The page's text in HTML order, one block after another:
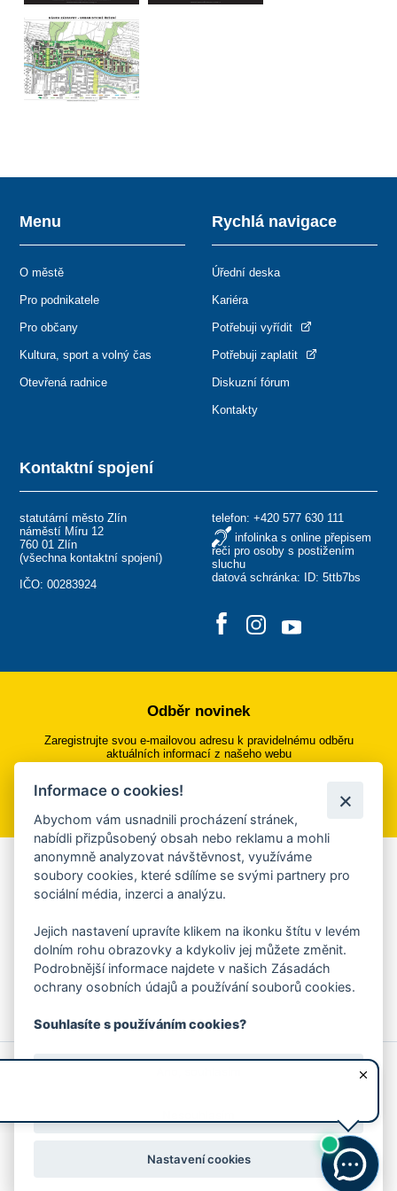
Kontaktní spojení
statutární město Zlín
náměstí Míru 12
760 01 Zlín
(všechna kontaktní spojení)
IČO: 00283924
telefon: +420 577 630 111
infolinka s online přepisem
řeči pro osoby s postižením
sluchu
datová schránka: ID: 5ttb7bs
Menu
O městě
Pro podnikatele
Pro občany
Kultura, sport a volný čas
Otevřená radnice
Rychlá navigace
Úřední deska
Kariéra
Potřebuji vyřídit
Potřebuji zaplatit
Diskuzní fórum
Kontakty
Odběr novinek
Zaregistrujte svou e-mailovou adresu k pravidelnému odběru
aktuálních informací z našeho webu
Přihlásit se k odběru
Aplikace Mobilní rozhlas
Chcete dostávat do svého mobilu či mailu upozornění na
ankety, pozvánky na kulturní a sportovní akce?
Více informací o aplikaci
© 2026 Magistrát města Zlína
Prohlášení o používání cookies
Informace o cookies!
Abychom vám usnadnili procházení stránek,
nabídli přizpůsobený obsah nebo reklamu a mohli
anonymně analyzovat návštěvnost, využíváme
soubory cookies, které sdílíme se svými partnery pro
sociální média, inzerci a analýzu.
Jejich nastavení upravíte klikem na ikonku štítu v levém
dolním rohu obrazovky a kdykoliv jej můžete změnit.
Podrobnější informace najdete v našich Zásadách
ochrany osobních údajů a používání souborů cookies.
Souhlasíte s používáním cookies?
Nastavení cookies